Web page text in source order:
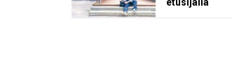
etusijalla